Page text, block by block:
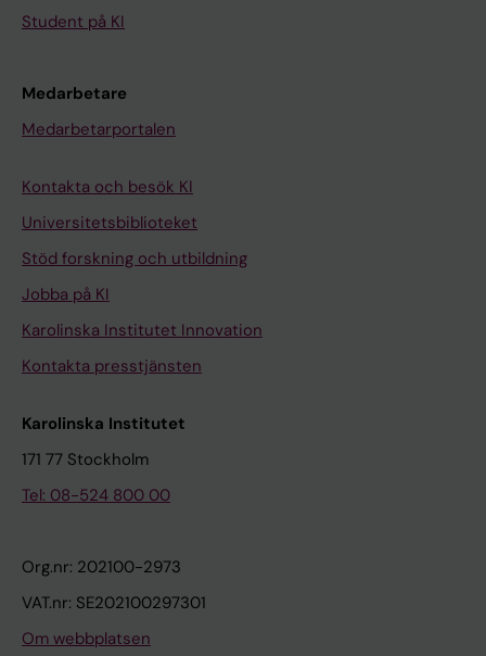
Student på KI
Medarbetare
Medarbetarportalen
Kontakta och besök KI
Universitetsbiblioteket
Stöd forskning och utbildning
Jobba på KI
Karolinska Institutet Innovation
Kontakta presstjänsten
Karolinska Institutet
171 77 Stockholm
Tel: 08-524 800 00
Org.nr: 202100-2973
VAT.nr: SE202100297301
Om webbplatsen